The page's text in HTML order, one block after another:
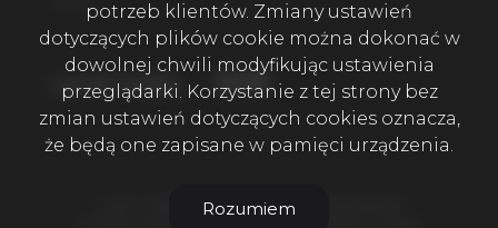
social media Facebook
Facebook
Facebook
4 KATY NIERUCHOMOŚCI SZCZECIN © 2026
potrzeb klientów. Zmiany ustawień
dotyczących plików cookie można dokonać w
dowolnej chwili modyfikując ustawienia
przeglądarki. Korzystanie z tej strony bez
zmian ustawień dotyczących cookies oznacza,
że będą one zapisane w pamięci urządzenia.
Rozumiem